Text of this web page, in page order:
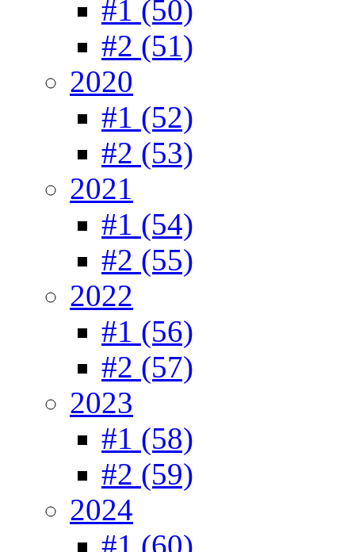
#1 (50)
#2 (51)
2020
#1 (52)
#2 (53)
2021
#1 (54)
#2 (55)
2022
#1 (56)
#2 (57)
2023
#1 (58)
#2 (59)
2024